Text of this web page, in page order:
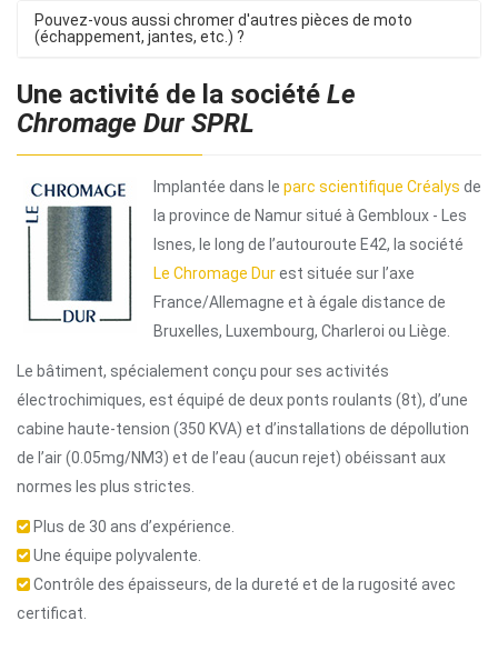
Pouvez-vous aussi chromer d'autres pièces de moto
(échappement, jantes, etc.) ?
Une activité de la société Le
Chromage Dur SPRL
Implantée dans le parc scientifique Créalys de
la province de Namur situé à Gembloux - Les
Isnes, le long de l’autouroute E42, la société
Le Chromage Durest située sur l’axe
France/Allemagne et à égale distance de
Bruxelles, Luxembourg, Charleroi ou Liège.
Le bâtiment, spécialement conçu pour ses activités
électrochimiques, est équipé de deux ponts roulants (8t), d’une
cabine haute-tension (350 KVA) et d’installations de dépollution
de l’air (0.05mg/NM3) et de l’eau (aucun rejet) obéissant aux
normes les plus strictes.
Plus de 30 ans d’expérience.
Une équipe polyvalente.
Contrôle des épaisseurs, de la dureté et de la rugosité avec
certificat.